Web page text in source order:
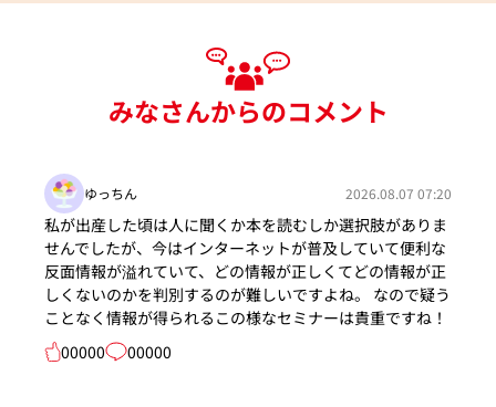
みなさんからのコメント
ゆっちん 2026.08.07 07:20
私が出産した頃は人に聞くか本を読むしか選択肢がありま
せんでしたが、今はインターネットが普及していて便利な
反面情報が溢れていて、どの情報が正しくてどの情報が正
しくないのかを判別するのが難しいですよね。 なので疑う
ことなく情報が得られるこの様なセミナーは貴重ですね！
00000
00000